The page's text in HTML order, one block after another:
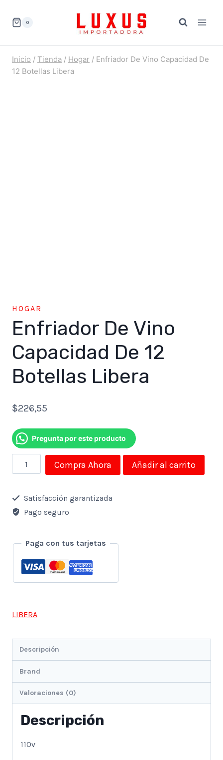
0
Inicio / Tienda / Hogar / Enfriador De Vino Capacidad De
12 Botellas Libera
HOGAR
Enfriador De Vino
Capacidad De 12
Botellas Libera
$226,55
Pregunta por este producto
Enfriador
De
Vino
Capacidad
12
Botellas
Libera
Compra Ahora Añadir al carrito
Satisfacción garantizada
Pago seguro
Paga con tus tarjetas
LIBERA
Descripción
Brand
Valoraciones (0)
Descripción
110v